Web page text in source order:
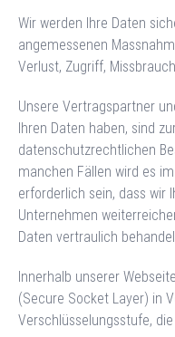
Wir werden Ihre Daten
angemessenen
Verlust, Zugriff,
Unsere Vertragspartner
Ihren Daten haben, sind
datenschutzrechtlichen
manchen Fällen wird es
erforderlich sein, dass wir
Unternehmen
Daten vertraulich
Innerhalb unserer
(Secure Socket Layer) in
Verschlüsselungsstufe,